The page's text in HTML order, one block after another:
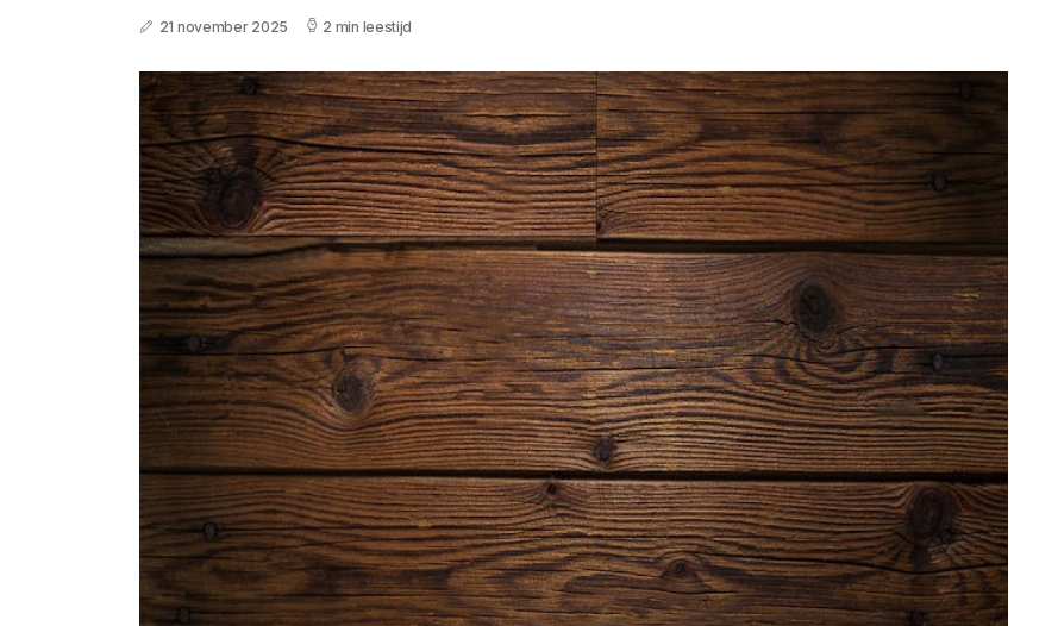
21 november 2025 2 min leestijd